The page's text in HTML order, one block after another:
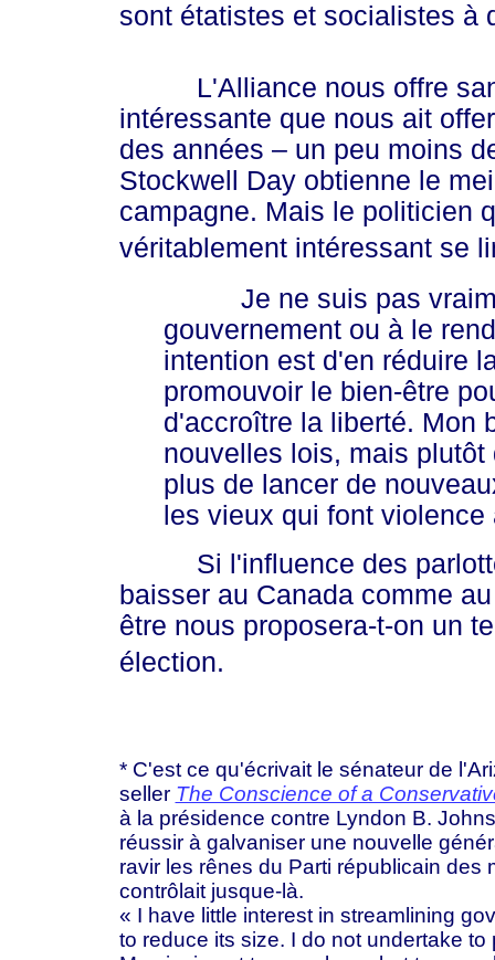
sont étatistes et socialistes à
L'Alliance nous offre
intéressante que nous ait
des années – un peu moins
Stockwell Day obtienne le
campagne. Mais le politicien
véritablement intéressant se
Je ne suis pas
gouvernement ou à le
intention est d'en réduire
promouvoir le bien-être
d'accroître la liberté. Mon
nouvelles lois, mais
plus de lancer de
les vieux qui font
Si l'influence des
baisser au Canada comme
être nous proposera-t-on un
élection.
* C'est ce qu'écrivait le sénateur de
seller The Conscience of a
à la présidence contre Lyndon B.
réussir à galvaniser une nouvelle
ravir les rênes du Parti républicain
contrôlait jusque-là.
« I have little interest in streamlining
to reduce its size. I do not undertake